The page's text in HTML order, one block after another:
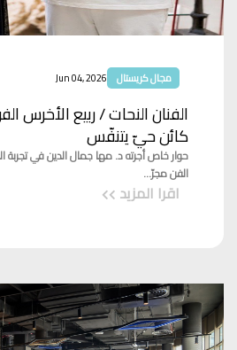
مجال كريستال Jun 04, 2026
الفنان النحات / ربيع الأخرس
كائن حيّ يتنفّس
حوار خاص أجرته د. مها جمال الدين في تجربة
الفن مجرّ...
اقرا المزيد